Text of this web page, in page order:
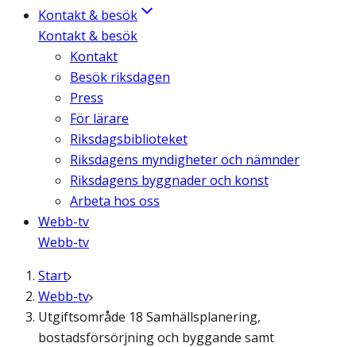
Kontakt & besök
Kontakt & besök
Kontakt
Besök riksdagen
Press
För lärare
Riksdagsbiblioteket
Riksdagens myndigheter och nämnder
Riksdagens byggnader och konst
Arbeta hos oss
Webb-tv
Webb-tv
Start
Webb-tv
Utgiftsområde 18 Samhällsplanering,
bostadsförsörjning och byggande samt